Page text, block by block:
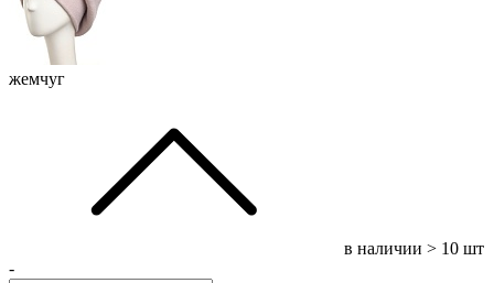
жемчуг
в наличии > 10 шт
-